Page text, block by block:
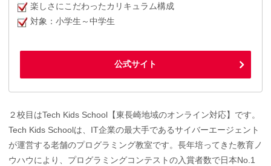
楽しさにこだわったカリキュラム構成
対象：小学生～中学生
公式サイト
２校目はTech Kids School【東長崎地域のオンライン対応】です。
Tech Kids Schoolは、IT企業の最大手であるサイバーエージェント
が運営する老舗のプログラミング教室です。長年培ってきた教育ノ
ウハウにより、プログラミングコンテストの入賞者数で日本No.1